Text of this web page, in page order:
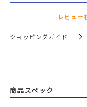
レビュー
ショッピングガイド
商品スペック